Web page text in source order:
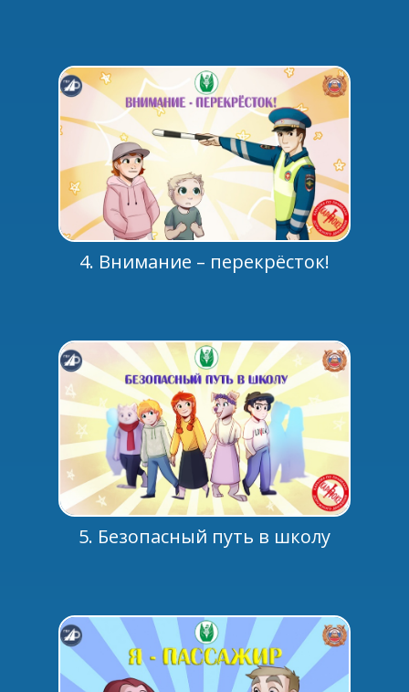
4. Внимание – перекрёсток!
5. Безопасный путь в школу